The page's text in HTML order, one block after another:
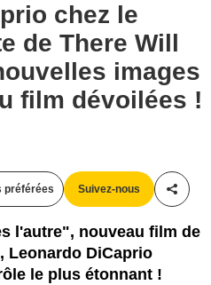
chez le
de There Will
images
film dévoilées !
préférées Suivez-nous
l'autre", nouveau film de
Leonardo DiCaprio
le plus étonnant !